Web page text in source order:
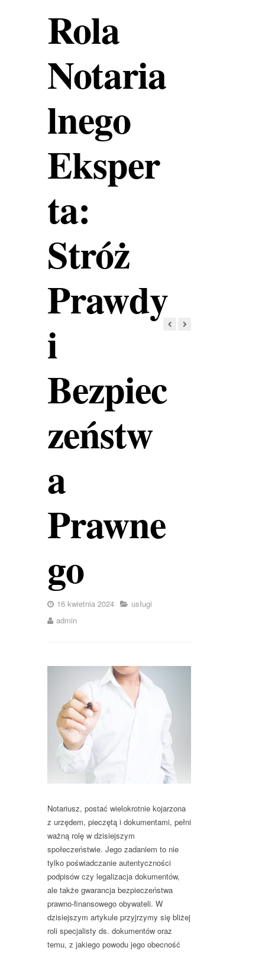
Rola
Notaria
lnego
Eksper
ta:
Stróż
Prawdy
i
Bezpiec
zeństw
a
Prawne
go
16 kwietnia 2024
usługi
admin
Notariusz, postać wielokrotnie kojarzona
z urzędem, pieczętą i dokumentami, pełni
ważną rolę w dzisiejszym
społeczeństwie. Jego zadaniem to nie
tylko poświadczanie autentyczności
podpisów czy legalizacja dokumentów,
ale także gwarancja bezpieczeństwa
prawno-finansowego obywateli. W
dzisiejszym artykule przyjrzymy się bliżej
roli specjalisty ds. dokumentów oraz
temu, z jakiego powodu jego obecność